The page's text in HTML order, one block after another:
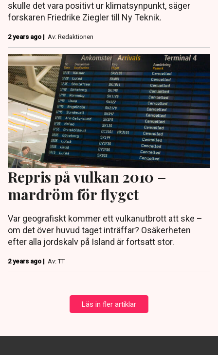
skulle det vara positivt ur klimatsynpunkt, säger
forskaren Friedrike Ziegler till Ny Teknik.
2 years ago | Av: Redaktionen
Repris på vulkan 2010 –
mardröm för flyget
Var geografiskt kommer ett vulkanutbrott att ske –
om det över huvud taget inträffar? Osäkerheten
efter alla jordskalv på Island är fortsatt stor.
2 years ago | Av: TT
Läs in fler artiklar